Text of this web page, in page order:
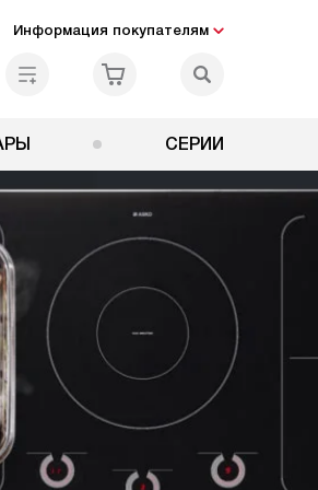
Информация покупателям
СЕРИИ